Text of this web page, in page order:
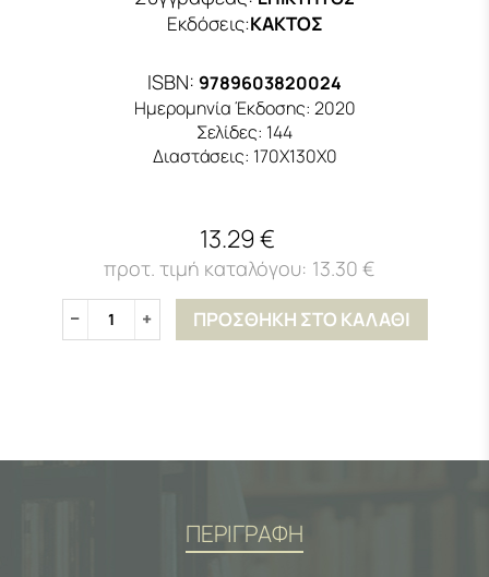
Εκδόσεις:ΚΑΚΤΟΣ
ISBN: 9789603820024
Ημερομηνία Έκδοσης: 2020
Σελίδες: 144
Διαστάσεις: 170Χ130Χ0
13.29 €
13.30 €
1 ΠΡΟΣΘΗΚΗ ΣΤΟ ΚΑΛΑΘΙ
ΠΕΡΙΓΡΑΦΗ